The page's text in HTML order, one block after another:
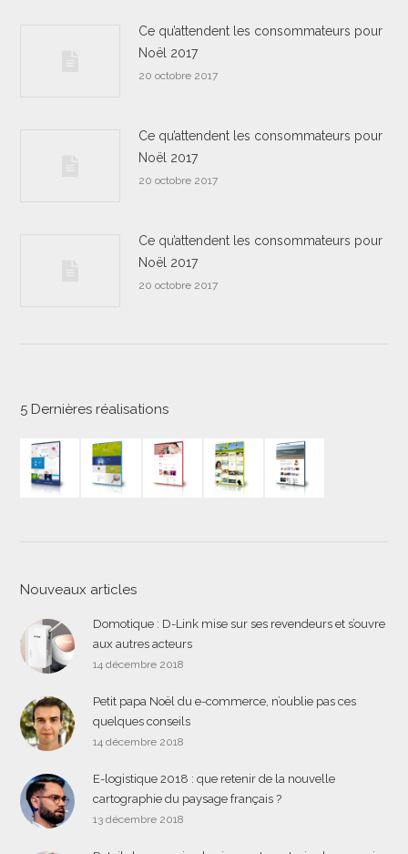
Ce qu’attendent les consommateurs pour
Noël 2017
20 octobre 2017
Ce qu’attendent les consommateurs pour
Noël 2017
20 octobre 2017
Ce qu’attendent les consommateurs pour
Noël 2017
20 octobre 2017
5 Dernières réalisations
Nouveaux articles
Domotique : D-Link mise sur ses revendeurs et s’ouvre
aux autres acteurs
14 décembre 2018
Petit papa Noël du e-commerce, n’oublie pas ces
quelques conseils
14 décembre 2018
E-logistique 2018 : que retenir de la nouvelle
cartographie du paysage français ?
13 décembre 2018